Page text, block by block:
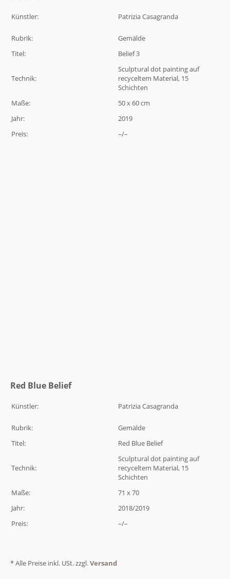
Künstler: Patrizia Casagranda
Rubrik:
Gemälde
Titel:
Belief 3
Technik:
Sculptural dot painting auf
recyceltem Material, 15
Schichten
Maße:
50 x 60 cm
Jahr:
2019
Preis:
–/–
Red Blue Belief
Künstler: Patrizia Casagranda
Rubrik:
Gemälde
Titel:
Red Blue Belief
Technik:
Sculptural dot painting auf
recyceltem Material, 15
Schichten
Maße:
71 x 70
Jahr:
2018/2019
Preis:
–/–
* Alle Preise inkl. USt. zzgl.Versand